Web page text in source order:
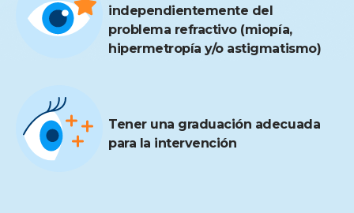
independientemente del
problema refractivo (miopía,
hipermetropía y/o astigmatismo)
Tener una graduación adecuada
para la intervención